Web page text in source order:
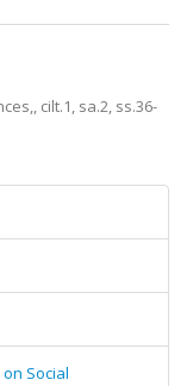
cilt.1, sa.2, ss.36-
Social